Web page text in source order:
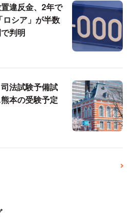
違反金、2年で
ロシア」が半数
判明
法試験予備試
本の受験予定